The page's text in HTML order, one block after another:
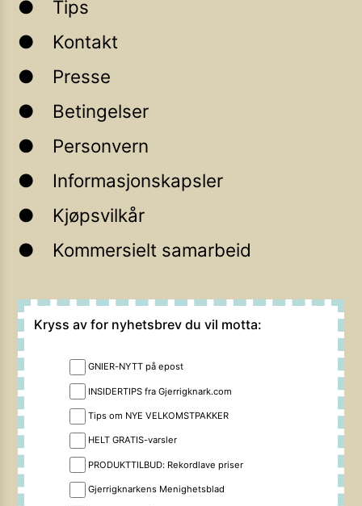
Tips
Kontakt
Presse
Betingelser
Personvern
Informasjonskapsler
Kjøpsvilkår
Kommersielt samarbeid
Kryss av for nyhetsbrev du vil motta:
GNIER-NYTT på epost
INSIDERTIPS fra Gjerrigknark.com
Tips om NYE VELKOMSTPAKKER
HELT GRATIS-varsler
PRODUKTTILBUD: Rekordlave priser
Gjerrigknarkens Menighetsblad